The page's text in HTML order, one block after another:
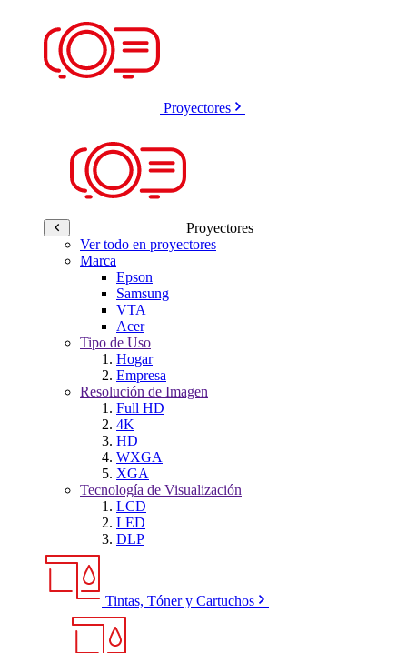
Proyectores
Proyectores
Ver todo en proyectores
Marca
Epson
Samsung
VTA
Acer
Tipo de Uso
Hogar
Empresa
Resolución de Imagen
Full HD
4K
HD
WXGA
XGA
Tecnología de Visualización
LCD
LED
DLP
Tintas, Tóner y Cartuchos